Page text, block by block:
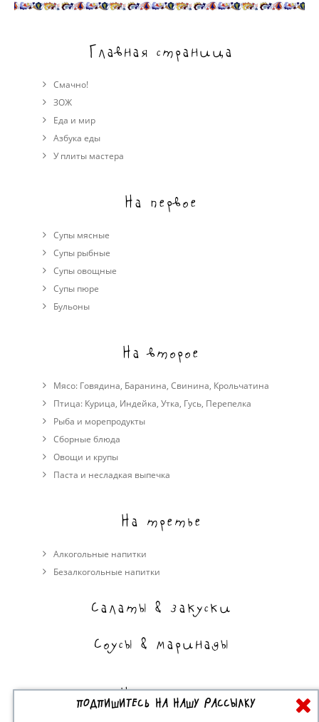
Главная страница
Смачно!
ЗОЖ
Еда и мир
Азбука еды
У плиты мастера
На первое
Супы мясные
Супы рыбные
Супы овощные
Cупы пюре
Бульоны
На второе
Мясо: Говядина, Баранина, Свинина, Крольчатина
Птица: Курица, Индейка, Утка, Гусь, Перепелка
Рыба и морепродукты
Сборные блюда
Овощи и крупы
Паста и несладкая выпечка
На третье
Алкогольные напитки
Безалкогольные напитки
Салаты & закуски
Соусы & маринады
На сладкое
ПОДПИШИТЕСЬ НА НАШУ РАССЫЛКУ